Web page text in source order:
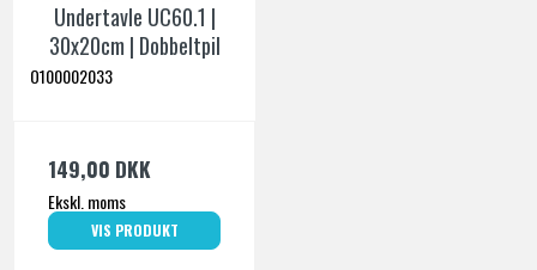
Undertavle UC60.1 |
30x20cm | Dobbeltpil
O100002033
149,00 DKK
Ekskl. moms
VIS PRODUKT